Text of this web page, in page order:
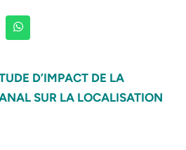
D’IMPACT DE LA
SUR LA LOCALISATION